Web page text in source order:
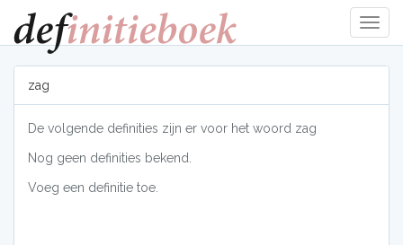
tonen
zag
De volgende definities zijn er voor het woord zag
Nog geen definities bekend.
Voeg een definitie toe.